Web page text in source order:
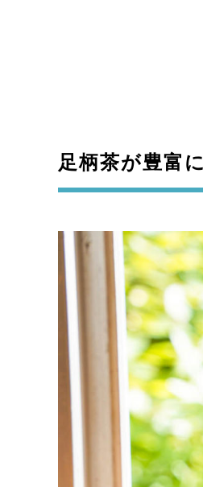
足柄茶が豊富